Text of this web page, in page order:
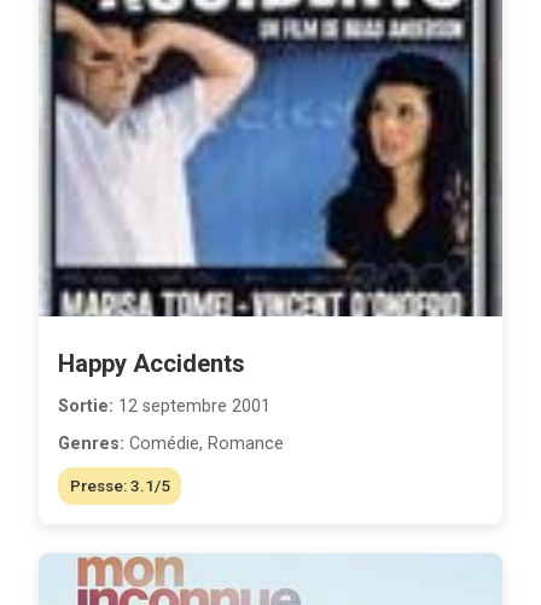
Happy Accidents
Sortie: 12 septembre 2001
Genres: Comédie, Romance
Presse: 3.1/5